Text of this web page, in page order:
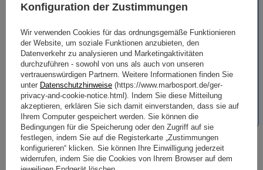
Beinklemme für Hantelbank MH-
A003 - Marbo Sport
Niedrigster Produktpreis der
letzten 30 Tage: 24,00 €
26,89 €
22,86 €
inkl. MwSt.
Adapter für Olympische
Gewichte 50mm UX-A001 -
UpForm
Niedrigster Produktpreis der
letzten 30 Tage: 89,00 €
89,00 €
71,20 €
inkl. MwSt.
Konfiguration der Zustimmungen
Wir verwenden Cookies für das ordnungsgemäße Funktionieren
der Website, um soziale Funktionen anzubieten, den
Datenverkehr zu analysieren und Marketingaktivitäten
durchzuführen - sowohl von uns als auch von unseren
vertrauenswürdigen Partnern. Weitere Informationen finden Sie
unter Datenschutzhinweise (https://www.marbosport.de/ger-
privacy-and-cookie-notice.html). Indem Sie diese Mitteilung
akzeptieren, erklären Sie sich damit einverstanden, dass sie auf
Ihrem Computer gespeichert werden. Sie können die
Bedingungen für die Speicherung oder den Zugriff auf sie
festlegen, indem Sie auf die Registerkarte „Zustimmungen
konfigurieren“ klicken. Sie können Ihre Einwilligung jederzeit
widerrufen, indem Sie die Cookies von Ihrem Browser auf dem